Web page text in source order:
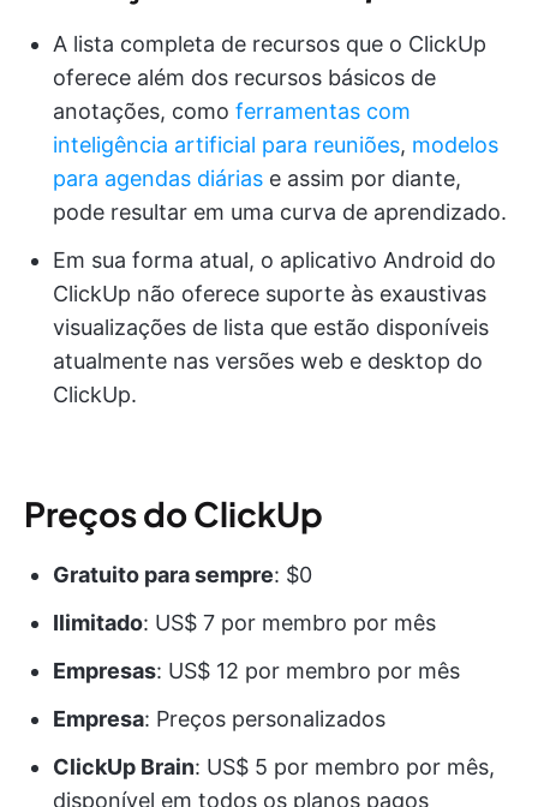
A lista completa de recursos que o ClickUp
oferece além dos recursos básicos de
anotações, como ferramentas com
inteligência artificial para reuniões, modelos
para agendas diárias e assim por diante,
pode resultar em uma curva de aprendizado.
Em sua forma atual, o aplicativo Android do
ClickUp não oferece suporte às exaustivas
visualizações de lista que estão disponíveis
atualmente nas versões web e desktop do
ClickUp.
Preços do ClickUp
Gratuito para sempre: $0
Ilimitado: US$ 7 por membro por mês
Empresas: US$ 12 por membro por mês
Empresa: Preços personalizados
ClickUp Brain: US$ 5 por membro por mês,
disponível em todos os planos pagos